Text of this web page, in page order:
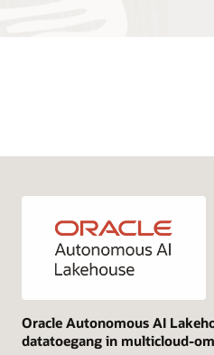
Oracle Autonomous AI
datatoegang in multicloud-